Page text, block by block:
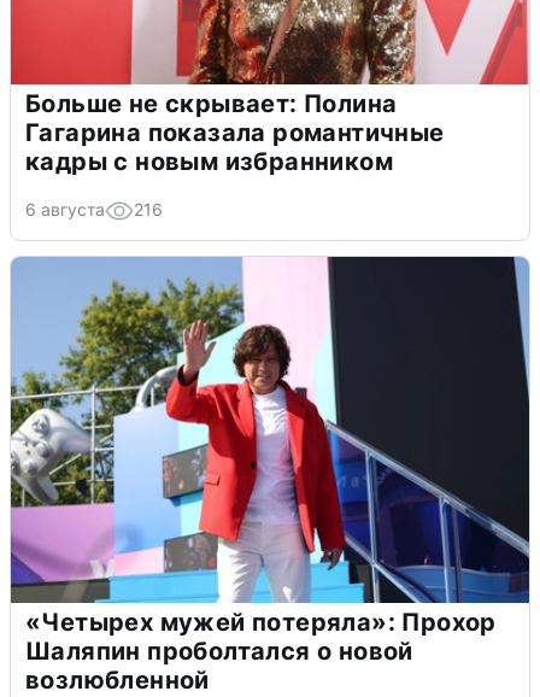
Больше не скрывает: Полина
Гагарина показала романтичные
кадры с новым избранником
6 августа 216
«Четырех мужей потеряла»: Прохор
Шаляпин проболтался о новой
возлюбленной